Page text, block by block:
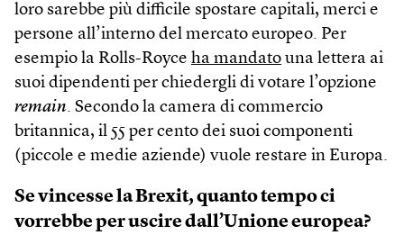
loro sarebbe più difficile spostare capitali, merci e
persone all’interno del mercato europeo. Per
esempio la Rolls-Royce ha mandato una lettera ai
suoi dipendenti per chiedergli di votare l’opzione
remain. Secondo la camera di commercio
britannica, il 55 per cento dei suoi componenti
(piccole e medie aziende) vuole restare in Europa.
Se vincesse la Brexit, quanto tempo ci
vorrebbe per uscire dall’Unione europea?